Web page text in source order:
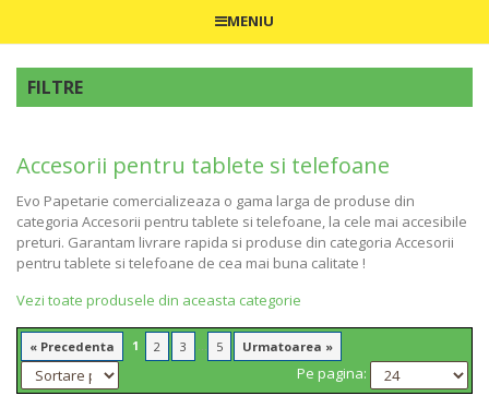
MENIU
FILTRE
Accesorii pentru tablete si telefoane
Evo Papetarie comercializeaza o gama larga de produse din
categoria Accesorii pentru tablete si telefoane, la cele mai accesibile
preturi. Garantam livrare rapida si produse din categoria Accesorii
pentru tablete si telefoane de cea mai buna calitate !
Vezi toate produsele din aceasta categorie
« Precedenta 1 2 3 5 Urmatoarea »
Pe pagina: